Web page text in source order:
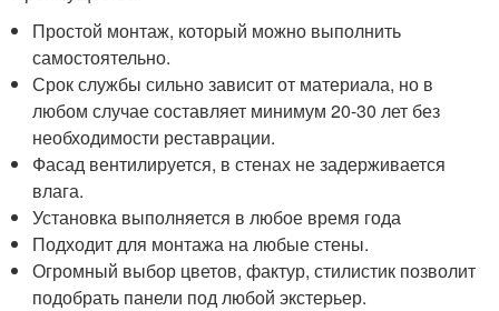
Простой монтаж, который можно выполнить
самостоятельно.
Срок службы сильно зависит от материала, но в
любом случае составляет минимум 20-30 лет без
необходимости реставрации.
Фасад вентилируется, в стенах не задерживается
влага.
Установка выполняется в любое время года
Подходит для монтажа на любые стены.
Огромный выбор цветов, фактур, стилистик позволит
подобрать панели под любой экстерьер.